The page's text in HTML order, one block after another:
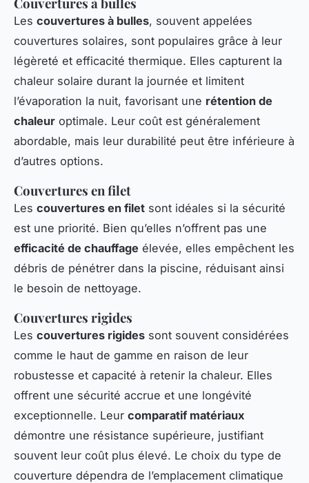
Les couvertures à bulles, souvent appelées
couvertures solaires, sont populaires grâce à leur
légèreté et efficacité thermique. Elles capturent la
chaleur solaire durant la journée et limitent
l’évaporation la nuit, favorisant une rétention de
chaleur optimale. Leur coût est généralement
abordable, mais leur durabilité peut être inférieure à
d’autres options.
Couvertures en filet
Les couvertures en filet sont idéales si la sécurité
est une priorité. Bien qu’elles n’offrent pas une
efficacité de chauffage élevée, elles empêchent les
débris de pénétrer dans la piscine, réduisant ainsi
le besoin de nettoyage.
Couvertures rigides
Les couvertures rigides sont souvent considérées
comme le haut de gamme en raison de leur
robustesse et capacité à retenir la chaleur. Elles
offrent une sécurité accrue et une longévité
exceptionnelle. Leur comparatif matériaux
démontre une résistance supérieure, justifiant
souvent leur coût plus élevé. Le choix du type de
couverture dépendra de l’emplacement climatique